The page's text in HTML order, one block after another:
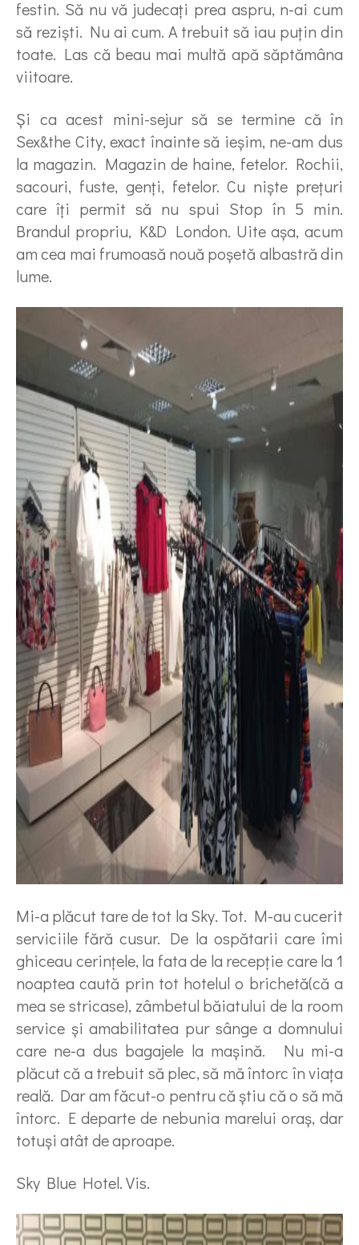
festin. Să nu vă judecaţi prea aspru, n-ai cum
să rezişti. Nu ai cum. A trebuit să iau puţin din
toate. Las că beau mai multă apă săptămâna
viitoare.
Şi ca acest mini-sejur să se termine că în
Sex&the City, exact înainte să ieşim, ne-am dus
la magazin. Magazin de haine, fetelor. Rochii,
sacouri, fuste, genţi, fetelor. Cu nişte preţuri
care îţi permit să nu spui Stop în 5 min.
Brandul propriu, K&D London. Uite aşa, acum
am cea mai frumoasă nouă poşetă albastră din
lume.
Mi-a plăcut tare de tot la Sky. Tot. M-au cucerit
serviciile fără cusur. De la ospătarii care îmi
ghiceau cerinţele, la fata de la recepţie care la 1
noaptea caută prin tot hotelul o brichetă(că a
mea se stricase), zâmbetul băiatului de la room
service şi amabilitatea pur sânge a domnului
care ne-a dus bagajele la maşină. Nu mi-a
plăcut că a trebuit să plec, să mă întorc în viaţa
reală. Dar am făcut-o pentru că ştiu că o să mă
întorc. E departe de nebunia marelui oraş, dar
totuşi atât de aproape.
Sky Blue Hotel. Vis.